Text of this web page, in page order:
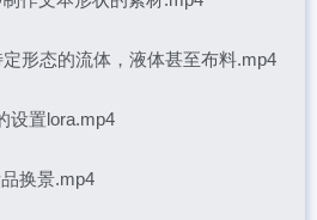
形态的流体，液体甚至布料.mp4
设置lora.mp4
换景.mp4